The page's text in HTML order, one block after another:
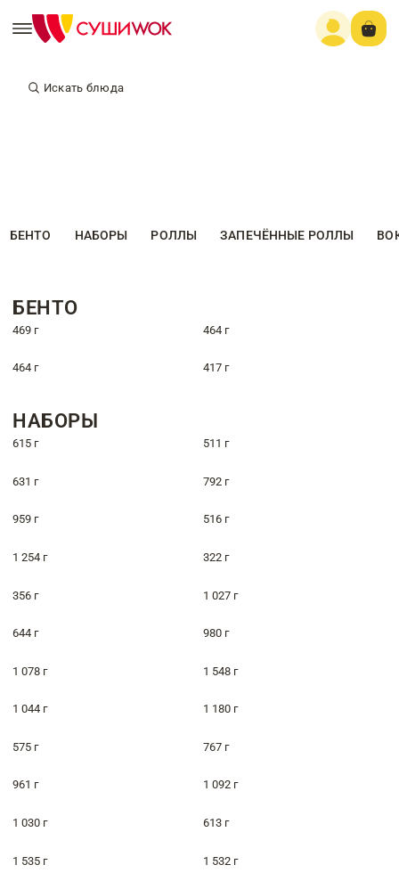
Искать блюда
БЕНТО НАБОРЫ РОЛЛЫ ЗАПЕЧЁННЫЕ РОЛЛЫ
БЕНТО
469 г 464 г
464 г 417 г
НАБОРЫ
615 г 511 г
631 г 792 г
959 г 516 г
1 254 г 322 г
356 г 1 027 г
644 г 980 г
1 078 г 1 548 г
1 044 г 1 180 г
575 г 767 г
961 г 1 092 г
1 030 г 613 г
1 535 г 1 532 г